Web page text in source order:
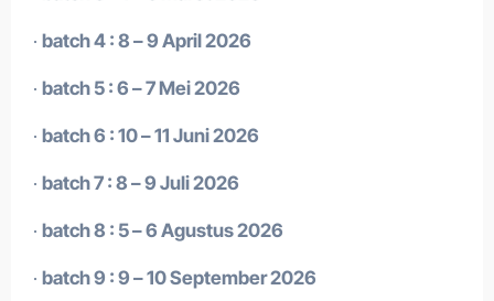
· batch 4 : 8 – 9 April 2026
· batch 5 : 6 – 7 Mei 2026
· batch 6 : 10 – 11 Juni 2026
· batch 7 : 8 – 9 Juli 2026
· batch 8 : 5 – 6 Agustus 2026
· batch 9 : 9 – 10 September 2026